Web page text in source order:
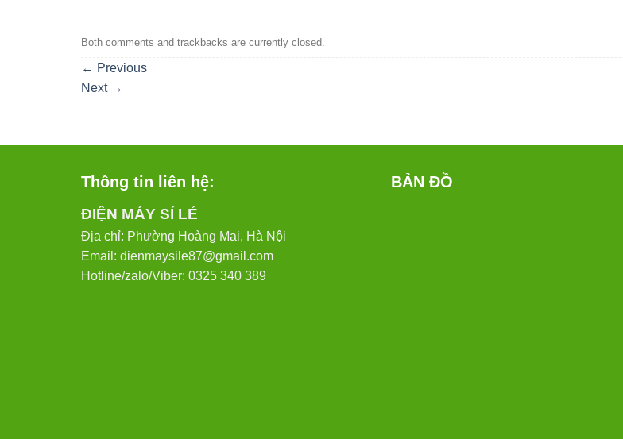
Both comments and trackbacks are currently closed.
← Previous
Next →
Thông tin liên hệ:
ĐIỆN MÁY SỈ LẺ
Địa chỉ: Phường Hoàng Mai, Hà Nội
Email: dienmaysile87@gmail.com
Hotline/zalo/Viber: 0325 340 389
BẢN ĐỒ